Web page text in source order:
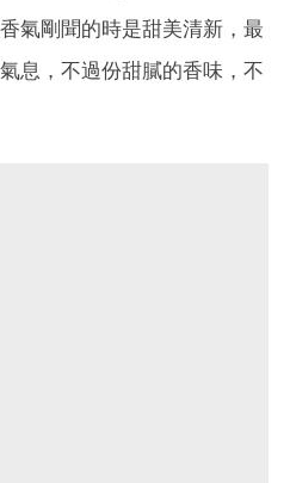
氣剛聞的時是甜美清新，最
息，不過份甜膩的香味，不